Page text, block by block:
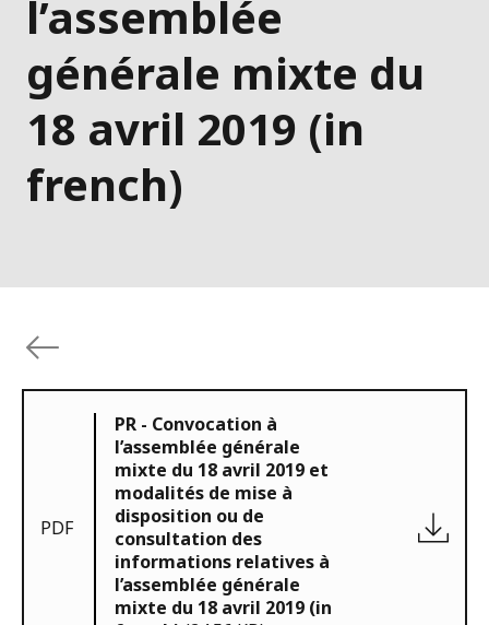
l’assemblée
générale mixte du
18 avril 2019 (in
french)
PDF
PR - Convocation à
l’assemblée générale
mixte du 18 avril 2019 et
modalités de mise à
disposition ou de
consultation des
informations relatives à
l’assemblée générale
mixte du 18 avril 2019 (in